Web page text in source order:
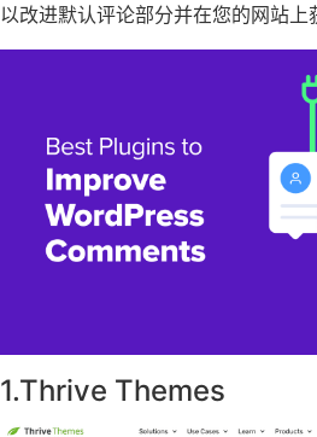
以改进默认评论部分并在您的网站上
1.Thrive Themes